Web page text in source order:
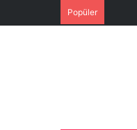
Popüler